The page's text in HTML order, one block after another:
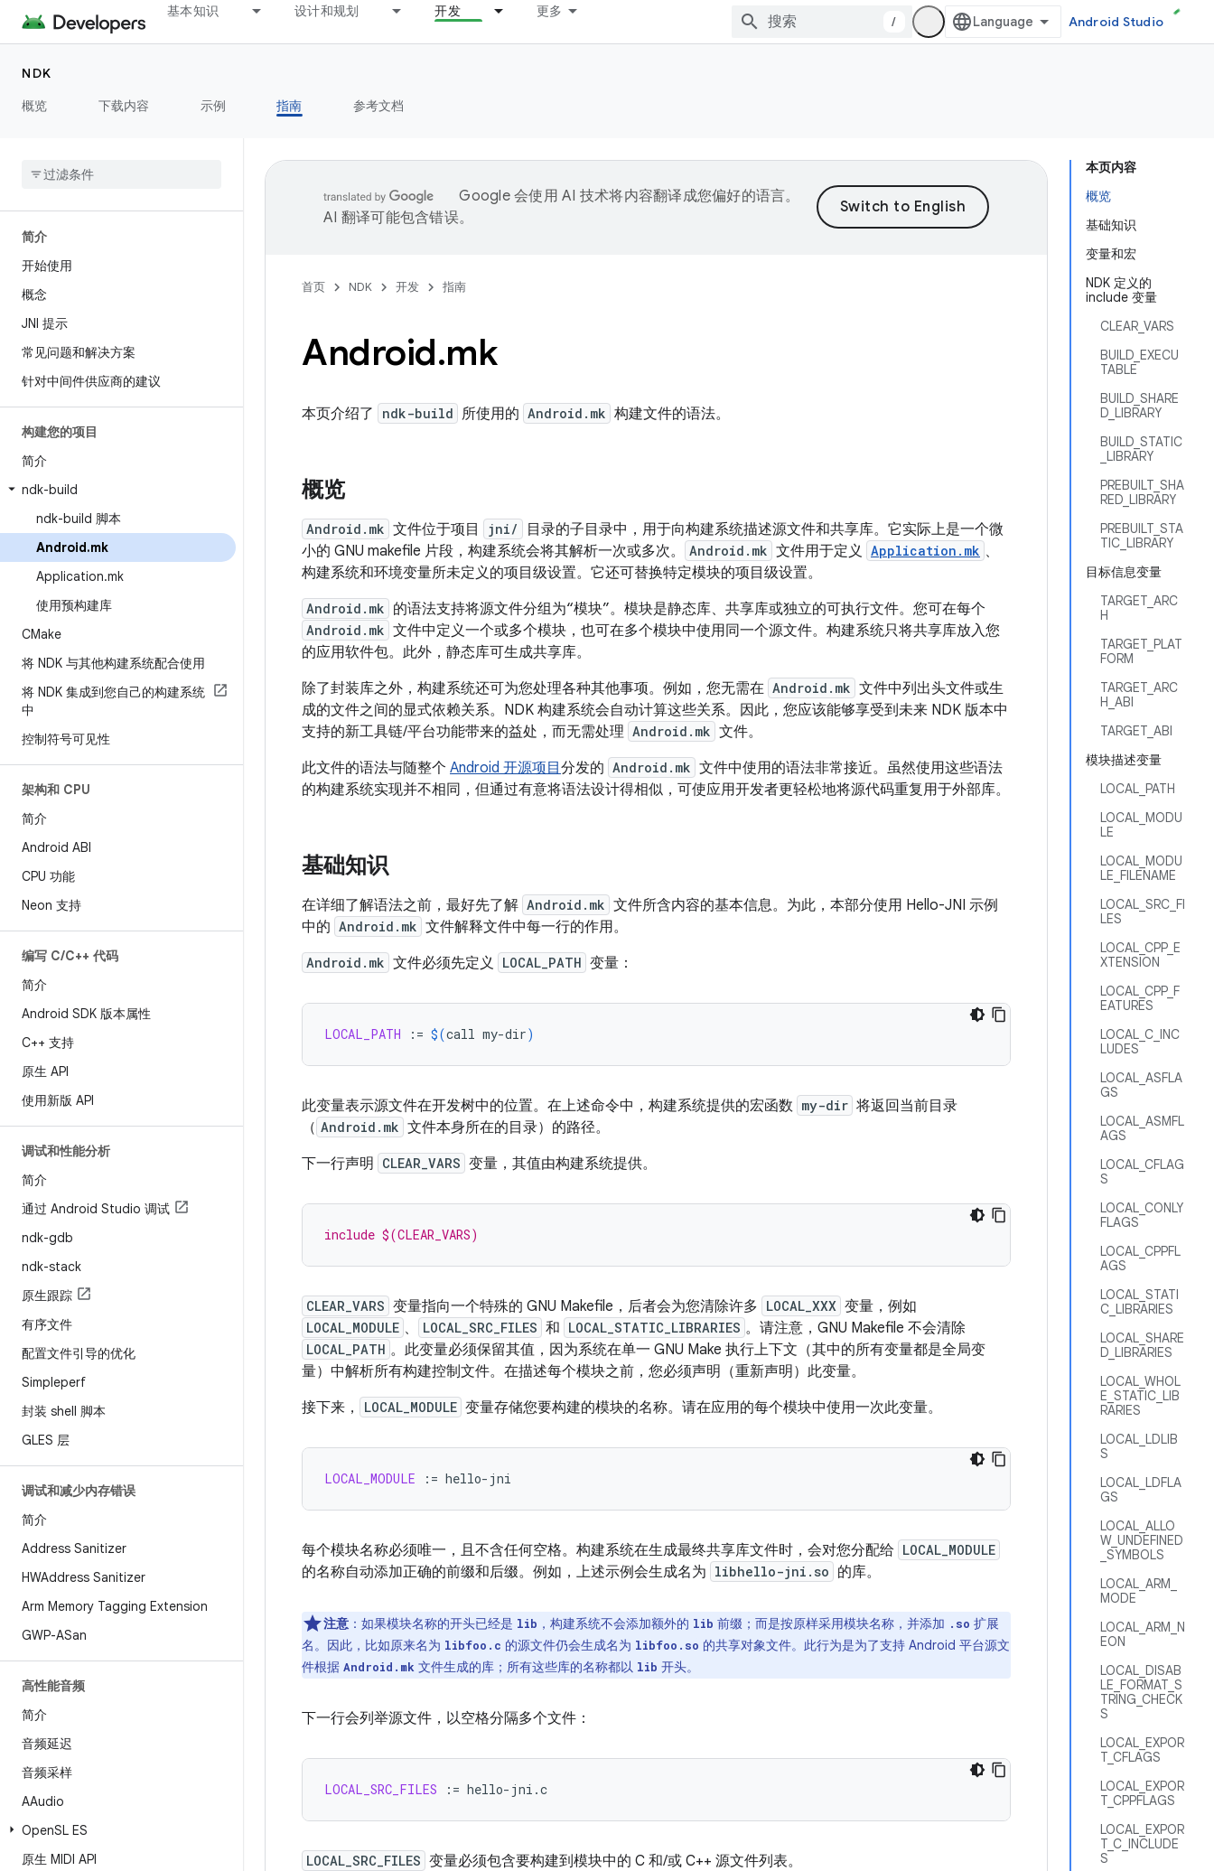
基本知识 设计和规划 开发 更多
/ Android Studio
NDK
概览
下载内容 示例 指南 参考文档
简介
开始使用
概念
JNI 提示
常见问题和解决方案
针对中间件供应商的建议
构建您的项目
简介
ndk-build
ndk-build 脚本
Android.mk
Application.mk
使用预构建库
CMake
将 NDK 与其他构建系统配合使用
将 NDK 集成到您自己的构建系统
中
控制符号可见性
架构和 CPU
简介
Android ABI
CPU 功能
Neon 支持
编写 C/C++ 代码
简介
Android SDK 版本属性
C++ 支持
原生 API
使用新版 API
调试和性能分析
简介
通过 Android Studio 调试
ndk-gdb
ndk-stack
原生跟踪
有序文件
配置文件引导的优化
Simpleperf
封装 shell 脚本
GLES 层
调试和减少内存错误
简介
Address Sanitizer
HWAddress Sanitizer
Arm Memory Tagging Extension
GWP-ASan
高性能音频
简介
音频延迟
音频采样
AAudio
OpenSL ES
原生 MIDI API
本页内容
概览
基础知识
变量和宏
NDK 定义的
include 变量
CLEAR_VARS
BUILD_EXECU
TABLE
BUILD_SHARE
D_LIBRARY
BUILD_STATIC
_LIBRARY
PREBUILT_SHA
RED_LIBRARY
PREBUILT_STA
TIC_LIBRARY
目标信息变量
TARGET_ARC
H
TARGET_PLAT
FORM
TARGET_ARC
H_ABI
TARGET_ABI
模块描述变量
LOCAL_PATH
LOCAL_MODU
LE
LOCAL_MODU
LE_FILENAME
LOCAL_SRC_FI
LES
LOCAL_CPP_E
XTENSION
LOCAL_CPP_F
EATURES
LOCAL_C_INC
LUDES
LOCAL_ASFLA
GS
LOCAL_ASMFL
AGS
LOCAL_CFLAG
S
LOCAL_CONLY
FLAGS
LOCAL_CPPFL
AGS
LOCAL_STATI
C_LIBRARIES
LOCAL_SHARE
D_LIBRARIES
LOCAL_WHOL
E_STATIC_LIB
RARIES
LOCAL_LDLIB
S
LOCAL_LDFLA
GS
LOCAL_ALLO
W_UNDEFINED
_SYMBOLS
LOCAL_ARM_
MODE
LOCAL_ARM_N
EON
LOCAL_DISAB
LE_FORMAT_S
TRING_CHECK
S
LOCAL_EXPOR
T_CFLAGS
LOCAL_EXPOR
T_CPPFLAGS
LOCAL_EXPOR
T_C_INCLUDE
S
Google 会使用 AI 技术将内容翻译成您偏好的语言。
AI 翻译可能包含错误。
首页 NDK 开发 指南
Android.mk
本页介绍了 ndk-build 所使用的 Android.mk 构建文件的语法。
概览
Android.mk 文件位于项目 jni/
目录的子目录中，用于向构建系统描述源文件和共享库。它实际上是一个微
小的 GNU makefile 片段，构建系统会将其解析一次或多次。
Android.mk 文件用于定义 Application.mk 、
构建系统和环境变量所未定义的项目级设置。它还可替换特定模块的项目级设置。
Android.mk 的语法支持将源文件分组为“模块”。 模块是静态库、共享库或独立的可执行文件。您可在每个
Android.mk 文件中定义一个或多个模块，也可在多个模块中使用同一个源文件。构建系统只将共享库放入您
的应用软件包。此外，静态库可生成共享库。
除了封装库之外，构建系统还可为您处理各种其他事项。例如，您无需在 Android.mk 文件中列出头文件或生
成的文件之间的显式依赖关系。NDK 构建系统会自动计算这些关系。因此，您应该能够享受到未来 NDK 版本中
支持的新工具链/平台功能带来的益处，而无需处理 Android.mk 文件。
此文件的语法与随整个 Android 开源项目 分发的 Android.mk 文件中使用的语法非常接近。虽然使用这些语法
的构建系统实现并不相同，但通过有意将语法设计得相似，可使应用开发者更轻松地将源代码重复用于外部库。
基础知识
在详细了解语法之前，最好先了解 Android.mk 文件所含内容的基本信息。为此，本部分使用 Hello-JNI 示例
中的 Android.mk 文件解释文件中每一行的作用。
Android.mk 文件必须先定义 LOCAL_PATH 变量：
LOCAL_PATH := $(call my-dir)
此变量表示源文件在开发树中的位置。在上述命令中，构建系统提供的宏函数 my-dir 将返回当前目录
（ Android.mk 文件本身所在的目录）的路径。
下一行声明
CLEAR_VARS 变量，其值由构建系统提供。
include $(CLEAR_VARS)
CLEAR_VARS 变量指向一个特殊的 GNU Makefile，后者会为您清除许多 LOCAL_XXX 变量，例如
LOCAL_MODULE 、 LOCAL_SRC_FILES 和 LOCAL_STATIC_LIBRARIES 。请注意，GNU Makefile 不会清除
LOCAL_PATH 。此变量必须保留其值，因为系统在单一 GNU Make 执行上下文（其中的所有变量都是全局变
量）中解析所有构建控制文件。在描述每个模块之前，您必须声明（重新声明）此变量。
接下来，
LOCAL_MODULE 变量存储您要构建的模块的名称。请在应用的每个模块中使用一次此变量。
LOCAL_MODULE :=
每个模块名称必须唯一，且不含任何空格。构建系统在生成最终共享库文件时，会对您分配给 LOCAL_MODULE
的名称自动添加正确的前缀和后缀。例如，上述示例会生成名为 libhello-jni.so 的库。
注意 ： 如果模块名称的开头已经是 lib ，构建系统不会添加额外的 lib 前缀；而是按原样采用模块名称，并添加 .so 扩展
名。因此，比如原来名为 libfoo.c 的源文件仍会生成名为 libfoo.so 的共享对象文件。此行为是为了支持 Android 平台源文
件根据 Android.mk 文件生成的库；所有这些库的名称都以 lib 开头。
下一行会列举源文件，以空格分隔多个文件：
LOCAL_SRC_FILES :=
LOCAL_SRC_FILES 变量必须包含要构建到模块中的 C 和/或 C++ 源文件列表。